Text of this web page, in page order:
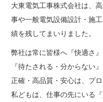
大東電気工事株式会社は、
事や一般電気設備設計・施
績を残してまいりました。
弊社は常に皆様へ『快適さ
『待たされる・分からない
正確・高品質・安心は、プ
私どもは、仕事の先にいる